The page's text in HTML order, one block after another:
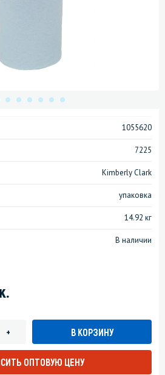
1055620
7225
Kimberly Clark
упаковка
14.92 кг
В наличии
+ В КОРЗИНУ
ОПТОВУЮ ЦЕНУ